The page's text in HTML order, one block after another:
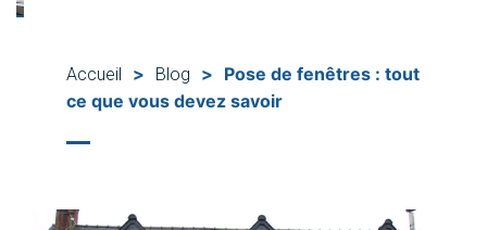
Accueil > Blog > Pose de fenêtres : tout
ce que vous devez savoir